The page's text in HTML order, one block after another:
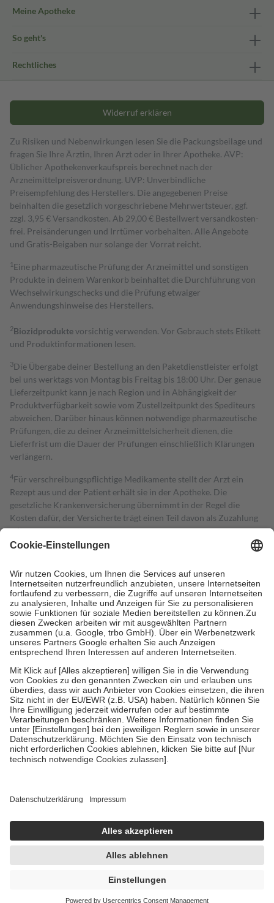
Meine Apotheke
So geht's
Rechtliches
Widerruf erklären
Zu Risiken und Nebenwirkungen lesen Sie die Packungsbeilage und
fragen Sie Ihre Ärztin, Ihren Arzt oder in Ihrer Apotheke. AVP:
Üblicher Apothekenverkaufspreis berechnet nach der
Arzneimittelpreisverordnung. UVP: Unverbindliche
Preisempfehlung des Herstellers. Die angegebenen Preise
beinhalten die gesetzlich vorgeschriebene Mehrwertsteuer, ggf.
zzgl. 3,95 € Versandkosten. Ab 29,00 € Bestell­wert versand­kosten­
frei. Preisänderungen und Irrtümer vorbehalten. Alle Angebote
und Gratis-Beigaben nur solange der Vorrat reicht.
1 Eine pharmazeutische Prüfung der Arzneimittel und sonstigen
Produkte in deinem Warenkorb beinhaltet die Durchführung von
Wechselwirkungschecks und die Prüfung etwaiger
Anwendungshinweise des Herstellers.
2Biozidproduktevorsichtig verwenden. Vor Gebrauch stets Etikett
und Produktinformationen lesen.
3Die Übergabe deiner Bestellung an den Paketdienstleister erfolgt
bei uns werktags von Montag bis Freitag bis 18:00 Uhr. Der genaue
Lieferzeitpunkt kann je nach Region und in Abhängigkeit der
Produktverfügbarkeit sowie vom Zustellzeitpunkt des Spediteurs
abweichen. Darüber hinaus können notwendige pharmazeutische
Prüfungen, die zu deiner Arzneimittelsicherheit dienen, die
Lieferfrist um die Dauer der Prüfungen einschließlich Klärungen
verlängern.
4Für verschreibungspflichtige Medikamente stellt der Arzt ein
Rezept aus und der Patient erhält sie in der Apotheke. Die
gesetzliche Krankenversicherung übernimmt in der Regel die
Kosten dafür, der Versicherte trägt einen Teil davon als Zuzahlung
mit.
Grundsätzlich leisten Mitglieder Zuzahlungen in Höhe von zehn
höchstens zehn Euro.
Es sind jedoch nie mehr als die tatsächlichen
Kosten der Leistung zu entrichten.
Diese Regeln gelten grundsätzlich auch für Online-Apotheken.
Bei Heilmitteln und häuslicher Krankenpflege beträgt die
Zuzahlung zehn Prozent der Kosten sowie zehn Euro je
Verordnung.
Um das Engagement der Versicherten für ihre eigene Gesundheit zu
stärken und die besondere Stellung der Familie zu unterstützen,
fallenkeine Zuzahlungenan bei:
• Kindern und Jugendlichen bis zum vollendeten 18. Lebensjahr
mit Ausnahme der Fahrkosten
• Untersuchungen zur Vorsorge und Früherkennung, die von der
GKV getragen werden
• empfohlenen Schutzimpfungen
• Harn- und Blutteststreifen
getroffen, um sicherzustellen, dass es sich um echte Bewertungen
https://help.etrusted.com/hc/de/articles/4419944605341
Einige Bilder und Inhalte wurden unter Zuhilfenahme künstlicher